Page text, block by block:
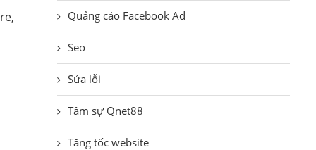
Quảng cáo Facebook Ad
Seo
Sửa lỗi
Tâm sự Qnet88
Tăng tốc website